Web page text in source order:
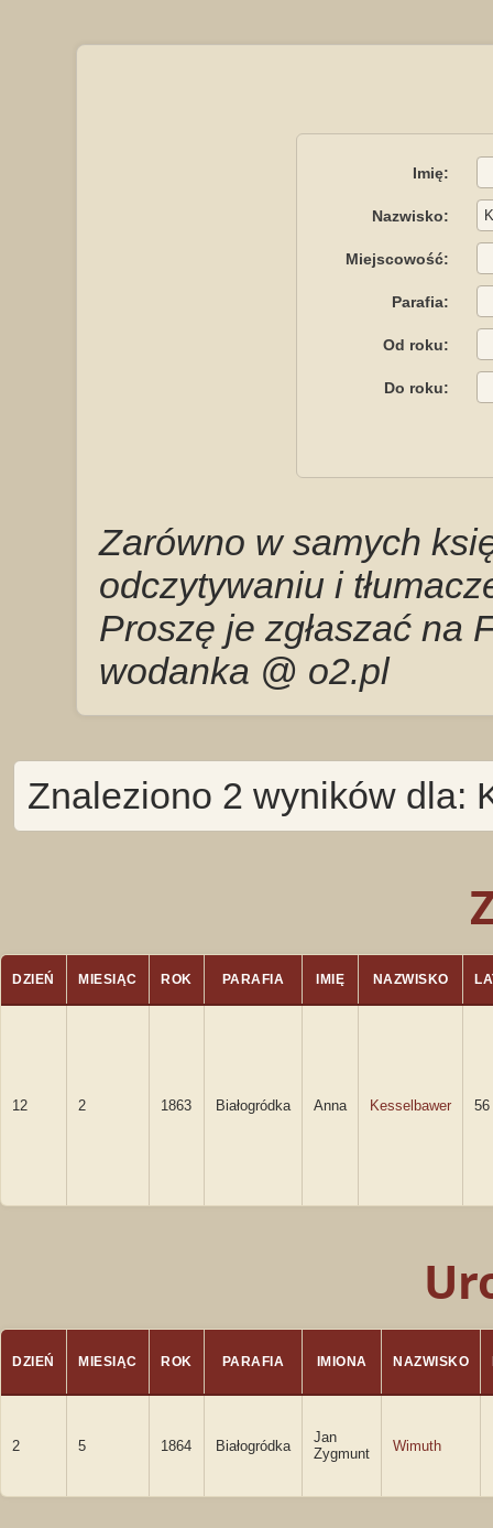
Imię:
Nazwisko:
Miejscowość:
Parafia:
Od roku:
Do roku:
Zarówno w samych
odczytywaniu i
Proszę je zgłaszać na
wodanka @ o2.pl
Znaleziono 2 wyników dla:
DZIEŃ MIESIĄC ROK PARAFIA IMIĘ NAZWISKO
12 2 1863 Białogródka Anna Kesselbawer 56
DZIEŃ MIESIĄC ROK PARAFIA IMIONA NAZWISKO
2 5 1864 Białogródka
Jan
Zygmunt
Wimuth